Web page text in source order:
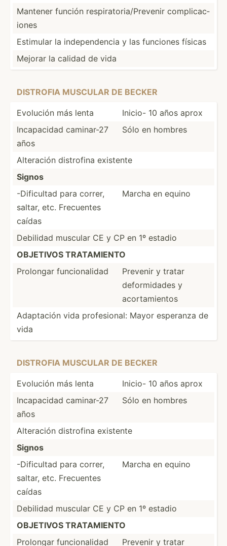
Mantener función respir­ato­ria­/Pr­evenir compli­cac­
iones
Estimular la indepe­ndencia y las funciones físicas
Mejorar la calidad de vida
DISTROFIA MUSCULAR DE BECKER
Evolución más lenta
Inicio- 10 años aprox
Incapa­cidad caminar-27
años
Sólo en hombres
Alteración distrofina existente
Signos
-Dific­ultad para correr,
saltar, etc. Frecuentes
caídas
Marcha en equino
Debilidad muscular CE y CP en 1º estadio
OBJETIVOS TRATAM­IENTO
Prolongar funcio­nalidad
Prevenir y tratar
deform­idades y
acorta­mientos
Adaptación vida profes­ional: Mayor esperanza de
vida
DISTROFIA MUSCULAR DE BECKER
Evolución más lenta
Inicio- 10 años aprox
Incapa­cidad caminar-27
años
Sólo en hombres
Alteración distrofina existente
Signos
-Dific­ultad para correr,
saltar, etc. Frecuentes
caídas
Marcha en equino
Debilidad muscular CE y CP en 1º estadio
OBJETIVOS TRATAM­IENTO
Prolongar funcio­nalidad
Prevenir y tratar